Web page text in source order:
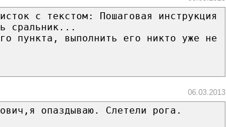
с текстом: Пошаговая инструкция
сральник...
пункта, выполнить его никто уже не
06.03.2013
опаздываю. Слетели рога.